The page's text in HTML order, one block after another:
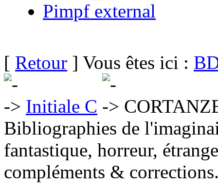
Pimpf
[ Retour ] Vous êtes ici :
Initiale C
Bibliographies de
fantastique, horreur,
compléments &